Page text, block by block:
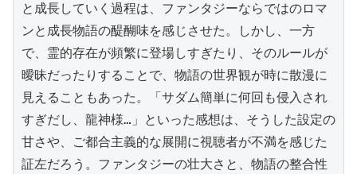
と成長していく過程は、ファンタジーならではのロマ
ンと成長物語の醍醐味を感じさせた。しかし、一方
で、霊的存在が頻繁に登場しすぎたり、そのルールが
曖昧だったりすることで、物語の世界観が時に散漫に
見えることもあった。「サダム簡単に何回も侵入され
すぎだし、龍神様…」といった感想は、そうした設定の
甘さや、ご都合主義的な展開に視聴者が不満を感じた
証左だろう。ファンタジーの壮大さと、物語の整合性